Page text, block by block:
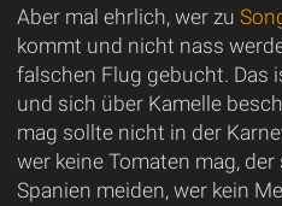
Aber mal ehrlich, wer zu
kommt und nicht nass
falschen Flug gebucht. Das
und sich über Kamelle
mag sollte nicht in der
wer keine Tomaten mag,
Spanien meiden, wer kein